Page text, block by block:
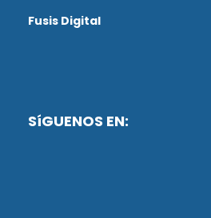
Fusis Digital
SíGUENOS EN: